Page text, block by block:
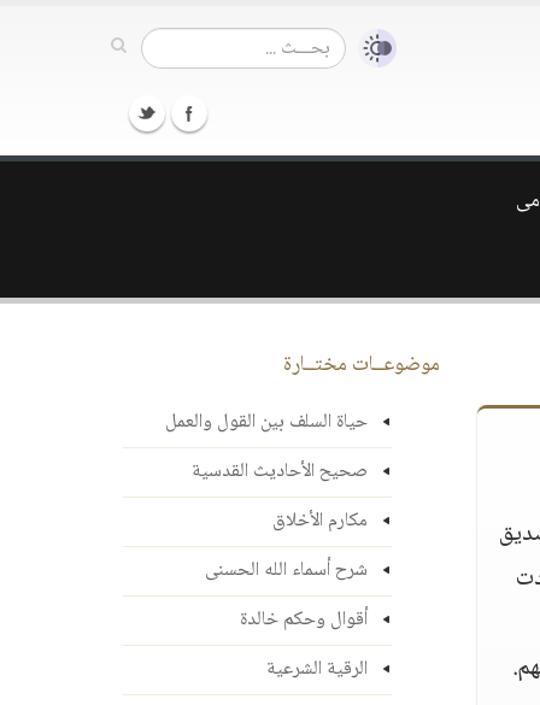
موضوعــات مختــارة
حياة السلف بين القول والعمل
صحيح الأحاديث القدسية
مكارم الأخلاق
شرح أسماء الله الحسنى
أقوال وحكم خالدة
الرقية الشرعية